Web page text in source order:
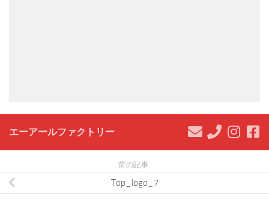
エーアールファクトリー
前の記事
Top_logo_7